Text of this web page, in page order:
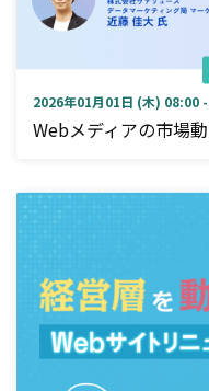
2026年01月01日 (木) 08:00
Webメディアの市場